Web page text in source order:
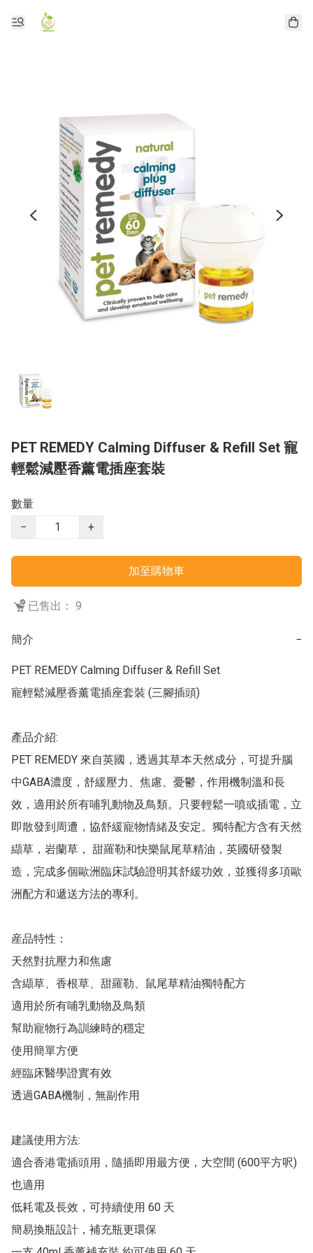
PET REMEDY Calming Diffuser & Refill Set 寵
輕鬆減壓香薰電插座套裝
數量
−
+
加至購物車
已售出： 9
簡介 −
PET REMEDY Calming Diffuser & Refill Set
寵輕鬆減壓香薰電插座套裝 (三腳插頭)
產品介紹:
PET REMEDY 來自英國，透過其草本天然成分，可提升腦
中GABA濃度，舒緩壓力、焦慮、憂鬱，作用機制溫和長
效，適用於所有哺乳動物及鳥類。只要輕鬆一噴或插電，立
即散發到周遭，協舒緩寵物情緒及安定。獨特配方含有天然
纈草，岩蘭草， 甜羅勒和快樂鼠尾草精油，英國研發製
造，完成多個歐洲臨床試驗證明其舒緩功效，並獲得多項歐
洲配方和遞送方法的專利。
産品特性：
天然對抗壓力和焦慮
含纈草、香根草、甜羅勒、鼠尾草精油獨特配方
適用於所有哺乳動物及鳥類
幫助寵物行為訓練時的穩定
使用簡單方便
經臨床醫學證實有效
透過GABA機制，無副作用
建議使用方法:
適合香港電插頭用，隨插即用最方便，大空間 (600平方呎)
也適用
低耗電及長效，可持續使用 60 天
簡易換瓶設計，補充瓶更環保